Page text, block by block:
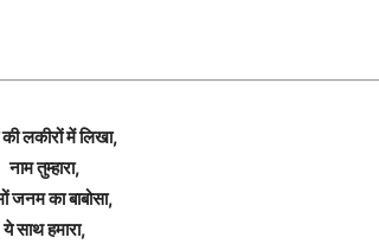
की लकीरों में लिखा,
नाम तुम्हारा,
जनम का बाबोसा,
ये साथ हमारा,